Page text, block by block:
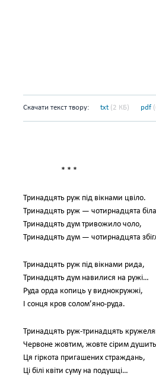
Скачати текст твору: txt (2 КБ) pdf
* * *
Тринадцять руж під вікнами цвіло.
Тринадцять руж — чотирнадцята
Тринадцять дум тривожило чоло,
Тринадцять дум — чотирнадцята
Тринадцять руж під вікнами рида,
Тринадцять дум навилися на ружі…
Руда орда копиць у виднокружжі,
І сонця кров солом’яно-руда.
Тринадцять руж-тринадцять
Червоне жовтим, жовте сірим
Ця гіркота пригашених страждань,
Ці білі квіти суму на подушці…